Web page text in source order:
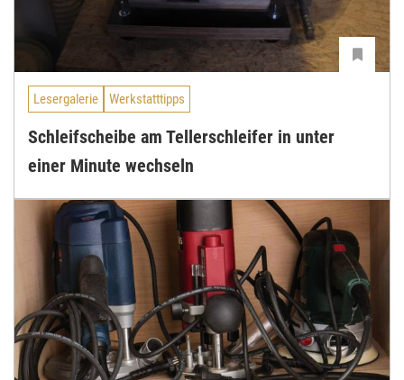
Lesergalerie Werkstatttipps
Schleifscheibe am Tellerschleifer in unter
einer Minute wechseln